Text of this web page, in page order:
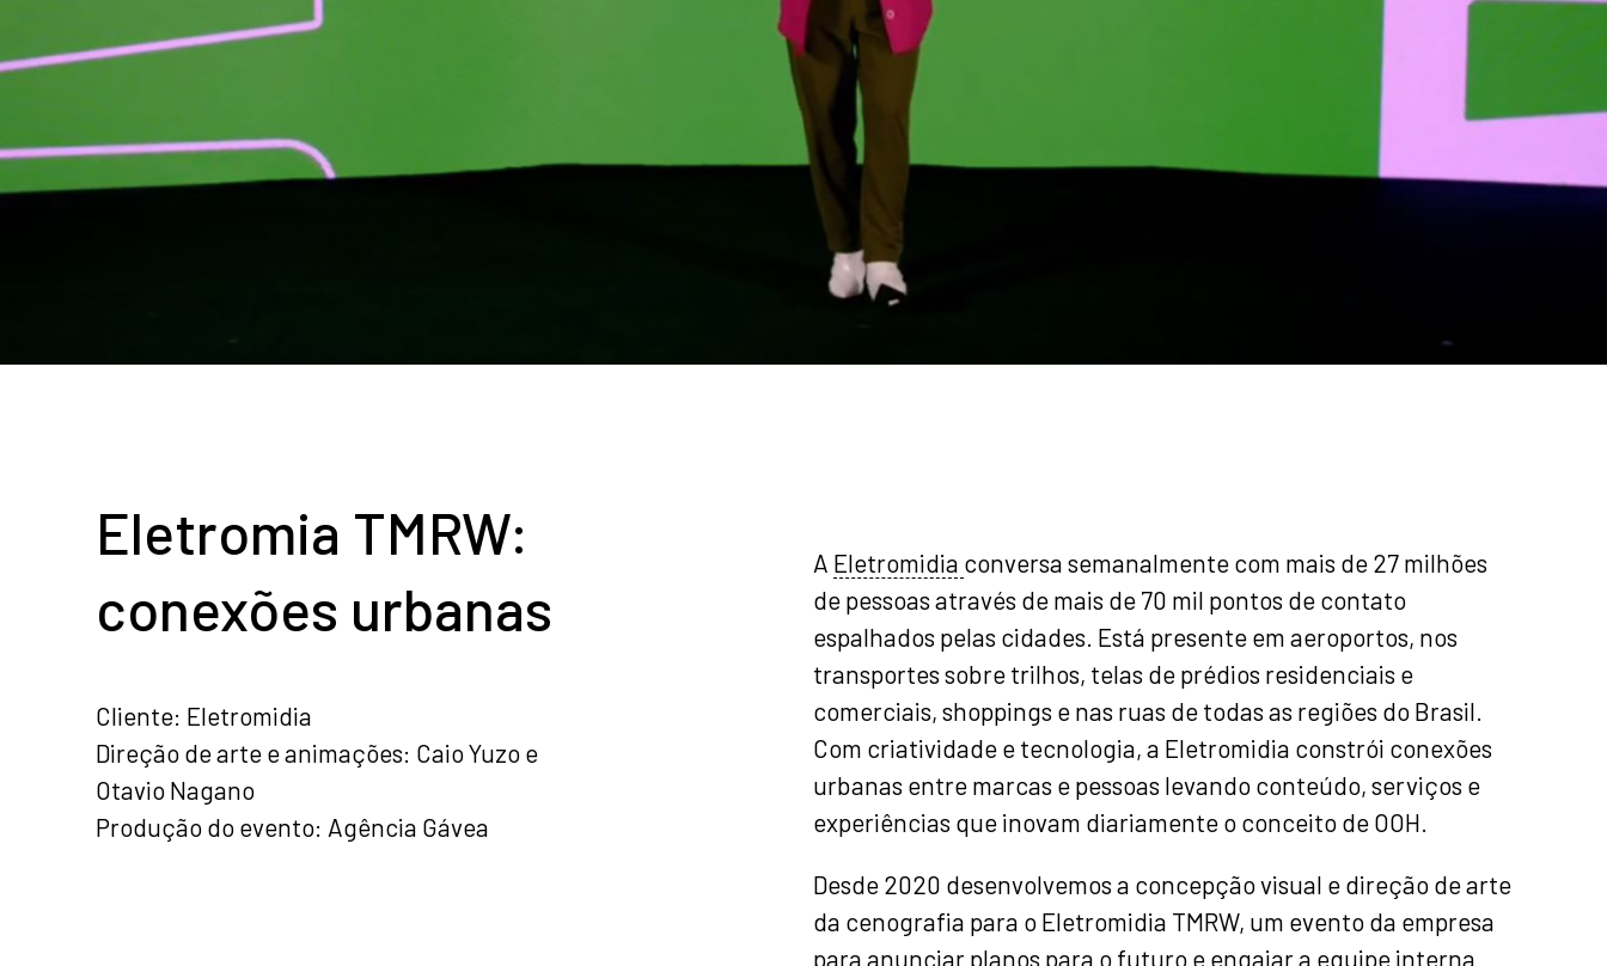
Eletromia TMRW:
conexões urbanas
Cliente: Eletromidia
Direção de arte e animações: Caio Yuzo e
Otavio Nagano
Produção do evento: Agência Gávea
A Eletromidia conversa semanalmente com mais de 27 milhões
de pessoas através de mais de 70 mil pontos de contato
espalhados pelas cidades. Está presente em aeroportos, nos
transportes sobre trilhos, telas de prédios residenciais e
comerciais, shoppings e nas ruas de todas as regiões do Brasil.
Com criatividade e tecnologia, a Eletromidia constrói conexões
urbanas entre marcas e pessoas levando conteúdo, serviços e
experiências que inovam diariamente o conceito de OOH.
Desde 2020 desenvolvemos a concepção visual e direção de arte
da cenografia para o Eletromidia TMRW, um evento da empresa
para anunciar planos para o futuro e engajar a equipe interna